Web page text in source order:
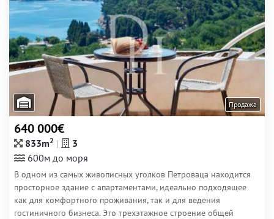
Продажа
640 000€
833m2
3
600м до моря
В одном из самых живописных уголков Петроваца находится
просторное здание с апартаментами, идеально подходящее
как для комфортного проживания, так и для ведения
гостиничного бизнеса. Это трехэтажное строение общей